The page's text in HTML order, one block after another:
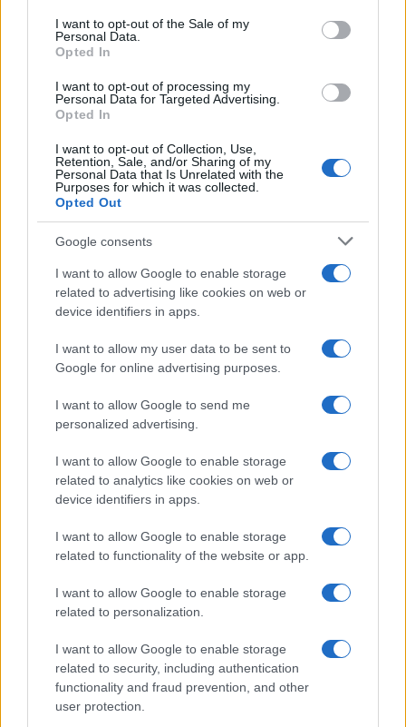
consent section.
I want to opt-out of the Sale of my
Personal Data.
Opted In
I want to opt-out of processing my
Personal Data for Targeted Advertising.
Opted In
I want to opt-out of Collection, Use,
Retention, Sale, and/or Sharing of my
Personal Data that Is Unrelated with the
Purposes for which it was collected.
Opted Out
Google consents
I want to allow Google to enable storage
related to advertising like cookies on web or
device identifiers in apps.
I want to allow my user data to be sent to
Google for online advertising purposes.
I want to allow Google to send me
personalized advertising.
I want to allow Google to enable storage
related to analytics like cookies on web or
device identifiers in apps.
I want to allow Google to enable storage
related to functionality of the website or app.
I want to allow Google to enable storage
related to personalization.
I want to allow Google to enable storage
related to security, including authentication
functionality and fraud prevention, and other
user protection.
Ins
Crosswords
Orlando
Stan's Daily
Publicité